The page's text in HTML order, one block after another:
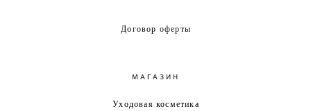
Договор оферты
МАГАЗИН
Уходовая косметика